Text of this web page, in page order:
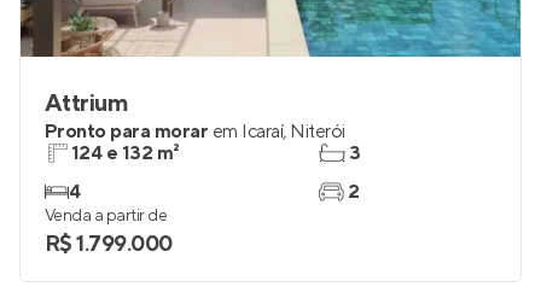
Attrium
Pronto para morar em Icaraí, Niterói
124 e 132 m²
4
3
2
Venda a partir de
R$ 1.799.000